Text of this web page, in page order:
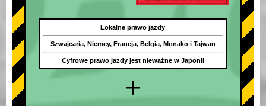
+
Lokalne prawo jazdy
Szwajcaria, Niemcy, Francja, Belgia, Monako i Tajwan
Cyfrowe prawo jazdy jest nieważne w Japonii